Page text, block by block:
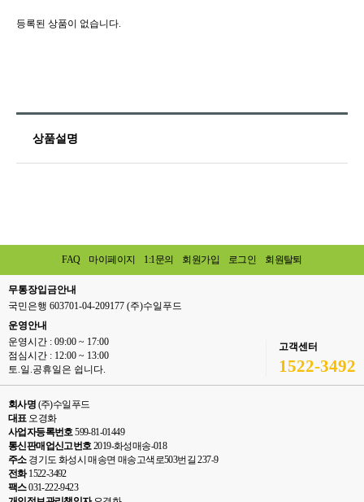
등록된 상품이 없습니다.
상품설명
FAQ 마이페이지 1:1문의 회원가입 로그인 회원탈퇴
무통장입금안내
국민은행 603701-04-209177 (주)수일푸드
운영안내
운영시간 : 09:00 ~ 17:00
점심시간 : 12:00 ~ 13:00
토.일.공휴일은 쉽니다.
고객센터
1522-3492
회사명 (주)수일푸드
대표오경화
사업자등록번호599-81-01449
통신판매업신고번호2019-화성매송-018
주소경기도 화성시 매송면 매송고색로503번길 237-9
전화1522-3492
팩스031-222-9423